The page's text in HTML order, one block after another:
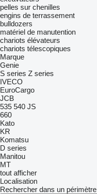
pelles sur chenilles
engins de terrassement
bulldozers
matériel de manutention
chariots élévateurs
chariots télescopiques
Marque
Genie
S series Z series
IVECO
EuroCargo
JCB
535 540 JS
660
Kato
KR
Komatsu
D series
Manitou
MT
tout afficher
Localisation
Rechercher dans un périmètre